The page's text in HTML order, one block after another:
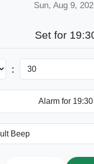
Sun, Aug 9,
Set for
: